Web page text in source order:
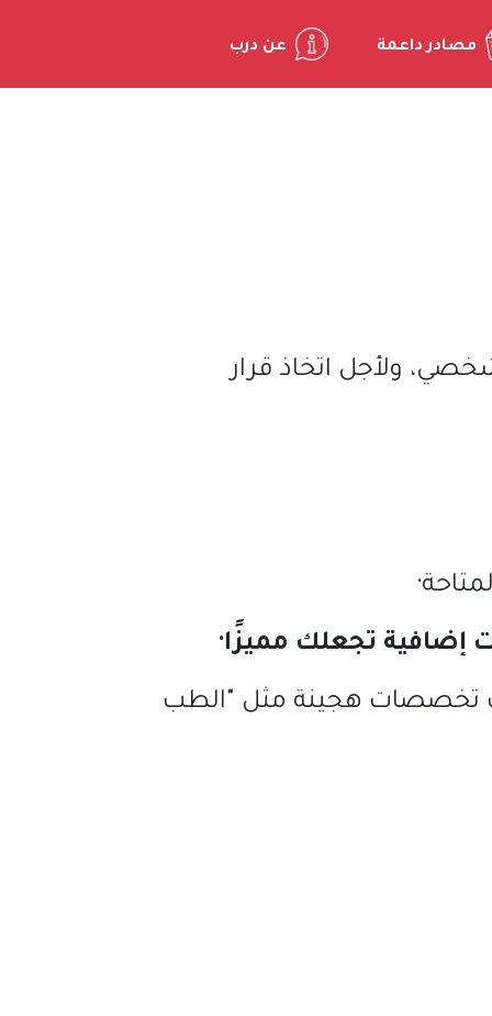
مصادر داعمة عن درب
ولأجل اتخاذ قرار
·
تجعلك مميزًا·
تخصصات هجينة مثل "الطب